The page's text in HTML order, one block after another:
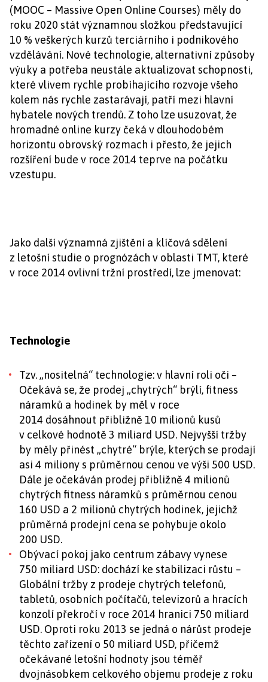
(MOOC – Massive Open Online Courses) měly do
roku 2020 stát významnou složkou představující
10 % veškerých kurzů terciárního i podnikového
vzdělávání. Nové technologie, alternativní způsoby
výuky a potřeba neustále aktualizovat schopnosti,
které vlivem rychle probíhajícího rozvoje všeho
kolem nás rychle zastarávají, patří mezi hlavní
hybatele nových trendů. Z toho lze usuzovat, že
hromadné online kurzy čeká v dlouhodobém
horizontu obrovský rozmach i přesto, že jejich
rozšíření bude v roce 2014 teprve na počátku
vzestupu.
Jako další významná zjištění a klíčová sdělení
z letošní studie o prognózách v oblasti TMT, které
v roce 2014 ovlivní tržní prostředí, lze jmenovat:
Technologie
Tzv. „nositelná“ technologie: v hlavní roli oči –
Očekává se, že prodej „chytrých“ brýlí, fitness
náramků a hodinek by měl v roce
2014 dosáhnout přibližně 10 milionů kusů
v celkové hodnotě 3 miliard USD. Nejvyšší tržby
by měly přinést „chytré“ brýle, kterých se prodají
asi 4 miliony s průměrnou cenou ve výši 500 USD.
Dále je očekáván prodej přibližně 4 milionů
chytrých fitness náramků s průměrnou cenou
160 USD a 2 milionů chytrých hodinek, jejichž
průměrná prodejní cena se pohybuje okolo
200 USD.
Obývací pokoj jako centrum zábavy vynese
750 miliard USD: dochází ke stabilizaci růstu –
Globální tržby z prodeje chytrých telefonů,
tabletů, osobních počítačů, televizorů a hracích
konzolí překročí v roce 2014 hranici 750 miliard
USD. Oproti roku 2013 se jedná o nárůst prodeje
těchto zařízení o 50 miliard USD, přičemž
očekávané letošní hodnoty jsou téměř
dvojnásobkem celkového objemu prodeje z roku